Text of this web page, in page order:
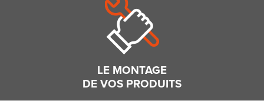
LE MONTAGE
DE VOS PRODUITS